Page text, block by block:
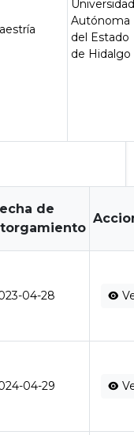
Autónoma
del Estado
de Hidalgo
de
04-28
04-29